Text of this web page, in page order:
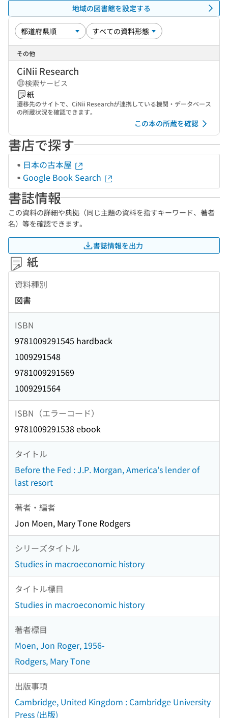
地域の図書館を設定する
その他
CiNii Research
検索サービス
紙
遷移先のサイトで、CiNii Researchが連携している機関・データベース
の所蔵状況を確認できます。
この本の所蔵を確認
書店で探す
日本の古本屋
Google Book Search
書誌情報
この資料の詳細や典拠（同じ主題の資料を指すキーワード、著者
名）等を確認できます。
書誌情報を出力
紙
資料種別
図書
ISBN
9781009291545 hardback
1009291548
9781009291569
1009291564
ISBN（エラーコード）
9781009291538 ebook
タイトル
Before the Fed : J.P. Morgan, America's lender of
last resort
著者・編者
Jon Moen, Mary Tone Rodgers
シリーズタイトル
Studies in macroeconomic history
タイトル標目
Studies in macroeconomic history
著者標目
Moen, Jon Roger, 1956-
Rodgers, Mary Tone
出版事項
Cambridge, United Kingdom : Cambridge University
Press (出版)